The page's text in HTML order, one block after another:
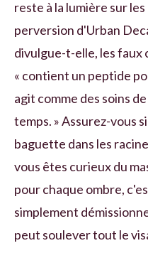
reste à la lumière sur
perversion d'Urban
divulgue-t-elle, les faux
« contient un peptide
agit comme des soins
temps. » Assurez-vous
baguette dans les
vous êtes curieux du
pour chaque ombre,
simplement
peut soulever tout le